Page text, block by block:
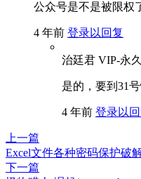
公众号是不是被限权
4 年前 登录以回复
治廷君 VIP-永久
是的，要到31
4 年前 登录以
上一篇
Excel文件各种密码保护破
下一篇